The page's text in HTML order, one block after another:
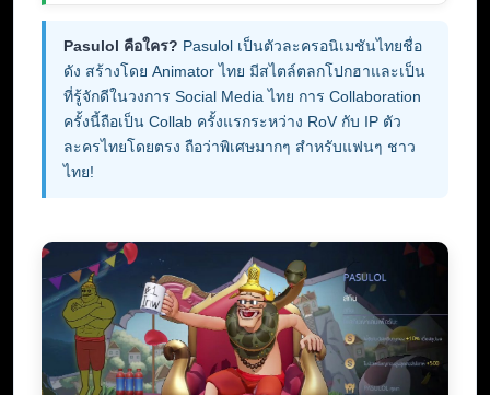
Pasulol คือใคร? Pasulol เป็นตัวละครอนิเมชันไทยชื่อ
ดัง สร้างโดย Animator ไทย มีสไตล์ตลกโปกฮาและเป็น
ที่รู้จักดีในวงการ Social Media ไทย การ Collaboration
ครั้งนี้ถือเป็น Collab ครั้งแรกระหว่าง RoV กับ IP ตัว
ละครไทยโดยตรง ถือว่าพิเศษมากๆ สำหรับแฟนๆ ชาว
ไทย!